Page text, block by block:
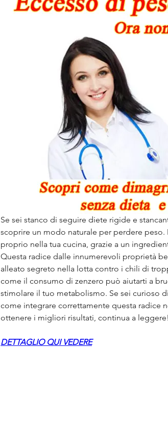
Se sei stanco di seguire diete rigide e
scoprire un modo naturale per perdere
proprio nella tua cucina, grazie a un
Questa radice dalle innumerevoli proprietà
alleato segreto nella lotta contro i chili di
come il consumo di zenzero può aiutarti a
stimolare il tuo metabolismo. Se sei curioso
come integrare correttamente questa radice
ottenere i migliori risultati, continua a leggere!
DETTAGLIO QUI VEDERE